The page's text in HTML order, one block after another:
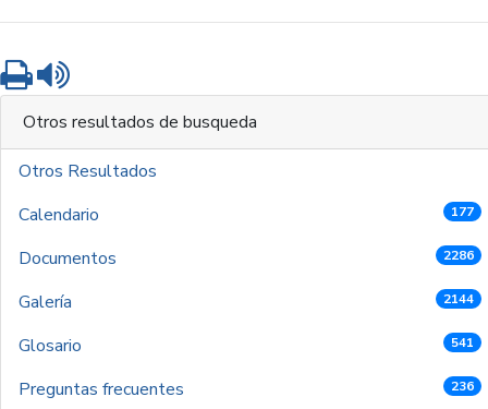
Imprimir
Otros resultados de busqueda
Otros Resultados
Calendario
177
Documentos 2286
Galería 2144
Glosario 541
Preguntas frecuentes 236